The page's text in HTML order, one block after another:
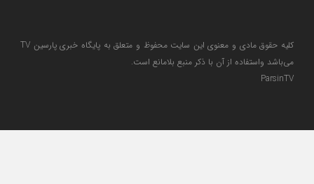
کلیه حقوق مادی و معنوی این سایت محفوظ و متعلق به پایگاه خبری پارسین TV
می‌باشد واستفاده از آن با ذکر منبع بلامانع است.
ParsinTV